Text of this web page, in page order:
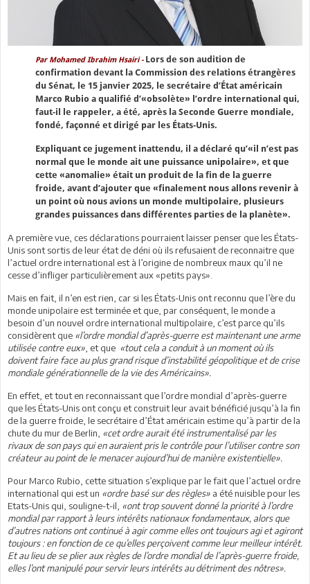
Par Mohamed Ibrahim Hsairi -Lors de son audition de
confirmation devant la Commission des relations étrangères
du Sénat, le 15 janvier 2025, le secrétaire d’État américain
Marco Rubio a qualifié d’«obsolète» l’ordre international qui,
faut-il le rappeler, a été, après la Seconde Guerre mondiale,
fondé, façonné et dirigé par les États-Unis.
Expliquant ce jugement inattendu, il a déclaré qu’«il n’est pas
normal que le monde ait une puissance unipolaire», et que
cette «anomalie» était un produit de la fin de la guerre
froide, avant d’ajouter que «finalement nous allons revenir à
un point où nous avions un monde multipolaire, plusieurs
grandes puissances dans différentes parties de la planète».
A première vue, ces déclarations pourraient laisser penser que les États-
Unis sont sortis de leur état de déni où ils refusaient de reconnaitre que
l’actuel ordre international est à l’origine de nombreux maux qu’il ne
cesse d’infliger particulièrement aux «petits pays».
Mais en fait, il n’en est rien, car si les États-Unis ont reconnu que l’ère du
monde unipolaire est terminée et que, par conséquent, le monde a
besoin d’un nouvel ordre international multipolaire, c’est parce qu’ils
considèrent que «l’ordre mondial d’après-guerre est maintenant une arme
utilisée contre eux» , et que «tout cela a conduit à un moment où ils
doivent faire face au plus grand risque d’instabilité géopolitique et de crise
mondiale générationnelle de la vie des Américains».
En effet, et tout en reconnaissant que l’ordre mondial d’après-guerre
que les États-Unis ont conçu et construit leur avait bénéficié jusqu’à la fin
de la guerre froide, le secrétaire d’État américain estime qu’à partir de la
chute du mur de Berlin, «cet ordre aurait été instrumentalisé par les
rivaux de son pays qui en auraient pris le contrôle pour l’utiliser contre son
créateur au point de le menacer aujourd’hui de manière existentielle».
Pour Marco Rubio, cette situation s’explique par le fait que l’actuel ordre
international qui est un «ordre basé sur des règles» a été nuisible pour les
Etats-Unis qui, souligne-t-il, «ont trop souvent donné la priorité à l’ordre
mondial par rapport à leurs intérêts nationaux fondamentaux, alors que
d’autres nations ont continué à agir comme elles ont toujours agi et agiront
toujours : en fonction de ce qu’elles perçoivent comme leur meilleur intérêt.
Et au lieu de se plier aux règles de l’ordre mondial de l’après-guerre froide,
elles l’ont manipulé pour servir leurs intérêts au détriment des nôtres».